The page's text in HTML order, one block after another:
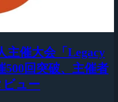
主催大会「Legacy
500回突破、主催者
ュー